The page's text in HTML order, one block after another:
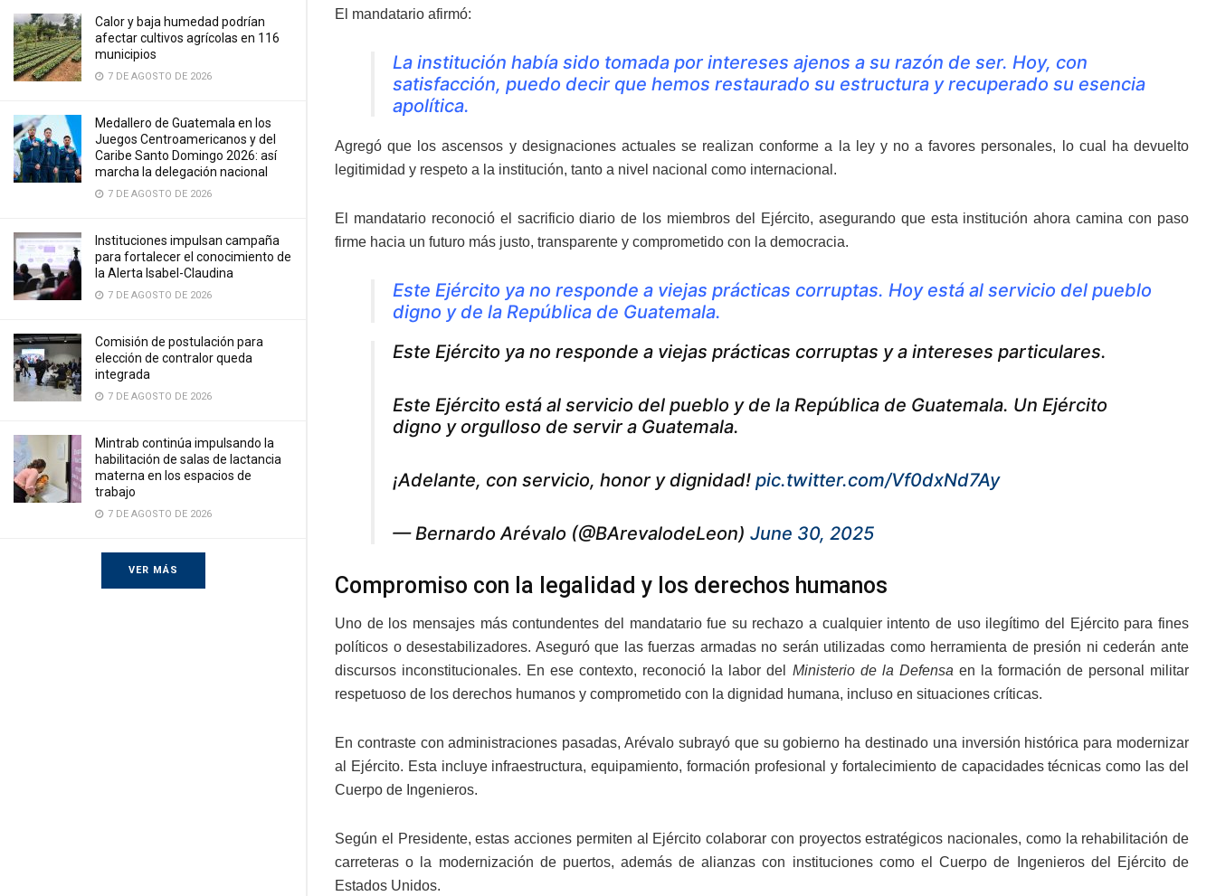
Calor y baja humedad podrían
afectar cultivos agrícolas en 116
municipios
7 DE AGOSTO DE 2026
Medallero de Guatemala en los
Juegos Centroamericanos y del
Caribe Santo Domingo 2026: así
marcha la delegación nacional
7 DE AGOSTO DE 2026
Instituciones impulsan campaña
para fortalecer el conocimiento de
la Alerta Isabel-Claudina
7 DE AGOSTO DE 2026
Comisión de postulación para
elección de contralor queda
integrada
7 DE AGOSTO DE 2026
Mintrab continúa impulsando la
habilitación de salas de lactancia
materna en los espacios de
trabajo
7 DE AGOSTO DE 2026
VER MÁS
El mandatario afirmó:
La institución había sido tomada por intereses ajenos a su razón de ser. Hoy, con
satisfacción, puedo decir que hemos restaurado su estructura y recuperado su esencia
apolítica.
Agregó que los ascensos y designaciones actuales se realizan conforme a la ley y no a favores personales, lo cual ha devuelto
legitimidad y respeto a la institución, tanto a nivel nacional como internacional.
El mandatario reconoció el sacrificio diario de los miembros del Ejército, asegurando que esta institución ahora camina con paso
firme hacia un futuro más justo, transparente y comprometido con la democracia.
Este Ejército ya no responde a viejas prácticas corruptas. Hoy está al servicio del pueblo
digno y de la República de Guatemala.
Este Ejército ya no responde a viejas prácticas corruptas y a intereses particulares.
Este Ejército está al servicio del pueblo y de la República de Guatemala. Un Ejército
digno y orgulloso de servir a Guatemala.
¡Adelante, con servicio, honor y dignidad! pic.twitter.com/Vf0dxNd7Ay
— Bernardo Arévalo (@BArevalodeLeon) June 30, 2025
Compromiso con la legalidad y los derechos humanos
Uno de los mensajes más contundentes del mandatario fue su rechazo a cualquier intento de uso ilegítimo del Ejército para fines
políticos o desestabilizadores. Aseguró que las fuerzas armadas no serán utilizadas como herramienta de presión ni cederán ante
discursos inconstitucionales. En ese contexto, reconoció la labor del Ministerio de la Defensa en la formación de personal militar
respetuoso de los derechos humanos y comprometido con la dignidad humana, incluso en situaciones críticas.
En contraste con administraciones pasadas, Arévalo subrayó que su gobierno ha destinado una inversión histórica para modernizar
al Ejército. Esta incluye infraestructura, equipamiento, formación profesional y fortalecimiento de capacidades técnicas como las del
Cuerpo de Ingenieros.
Según el Presidente, estas acciones permiten al Ejército colaborar con proyectos estratégicos nacionales, como la rehabilitación de
carreteras o la modernización de puertos, además de alianzas con instituciones como el Cuerpo de Ingenieros del Ejército de
Estados Unidos.